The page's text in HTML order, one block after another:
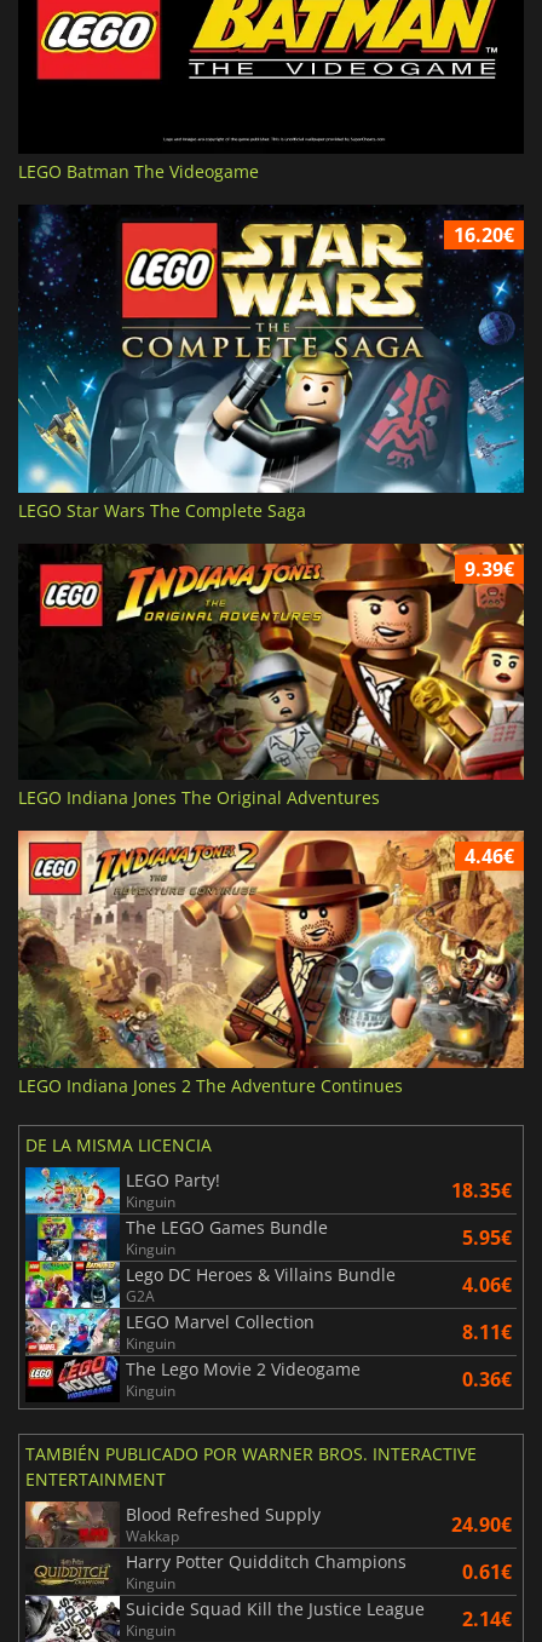
LEGO Batman The Videogame
16.20€
LEGO Star Wars The Complete Saga
9.39€
LEGO Indiana Jones The Original Adventures
4.46€
LEGO Indiana Jones 2 The Adventure Continues
DE LA MISMA LICENCIA
LEGO Party!
Kinguin 18.35€
The LEGO Games Bundle
Kinguin 5.95€
Lego DC Heroes & Villains Bundle
G2A 4.06€
LEGO Marvel Collection
Kinguin 8.11€
The Lego Movie 2 Videogame
Kinguin 0.36€
TAMBIÉN PUBLICADO POR WARNER BROS. INTERACTIVE
ENTERTAINMENT
Blood Refreshed Supply
Wakkap 24.90€
Harry Potter Quidditch Champions
Kinguin 0.61€
Suicide Squad Kill the Justice League
Kinguin 2.14€